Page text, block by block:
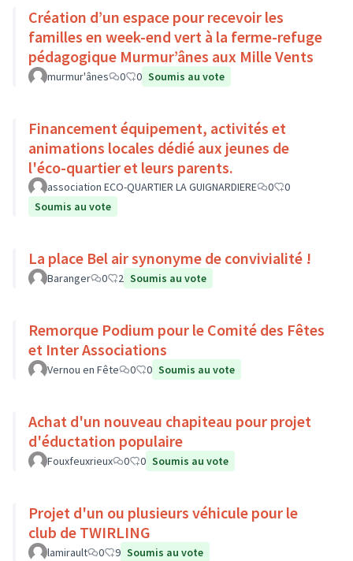
Création d’un espace pour recevoir les
familles en week-end vert à la ferme-refuge
pédagogique Murmur’ânes aux Mille Vents
murmur'ânes 0 0 Soumis au vote
Financement équipement, activités et
animations locales dédié aux jeunes de
l'éco-quartier et leurs parents.
association ECO-QUARTIER LA GUIGNARDIERE 0
0
Soumis au vote
La place Bel air synonyme de convivialité !
Baranger 0 2 Soumis au vote
Remorque Podium pour le Comité des Fêtes
et Inter Associations
Vernou en Fête 0 0 Soumis au vote
Achat d'un nouveau chapiteau pour projet
d'éductation populaire
Fouxfeuxrieux 0 0 Soumis au vote
Projet d'un ou plusieurs véhicule pour le
club de TWIRLING
lamirault 0 9 Soumis au vote